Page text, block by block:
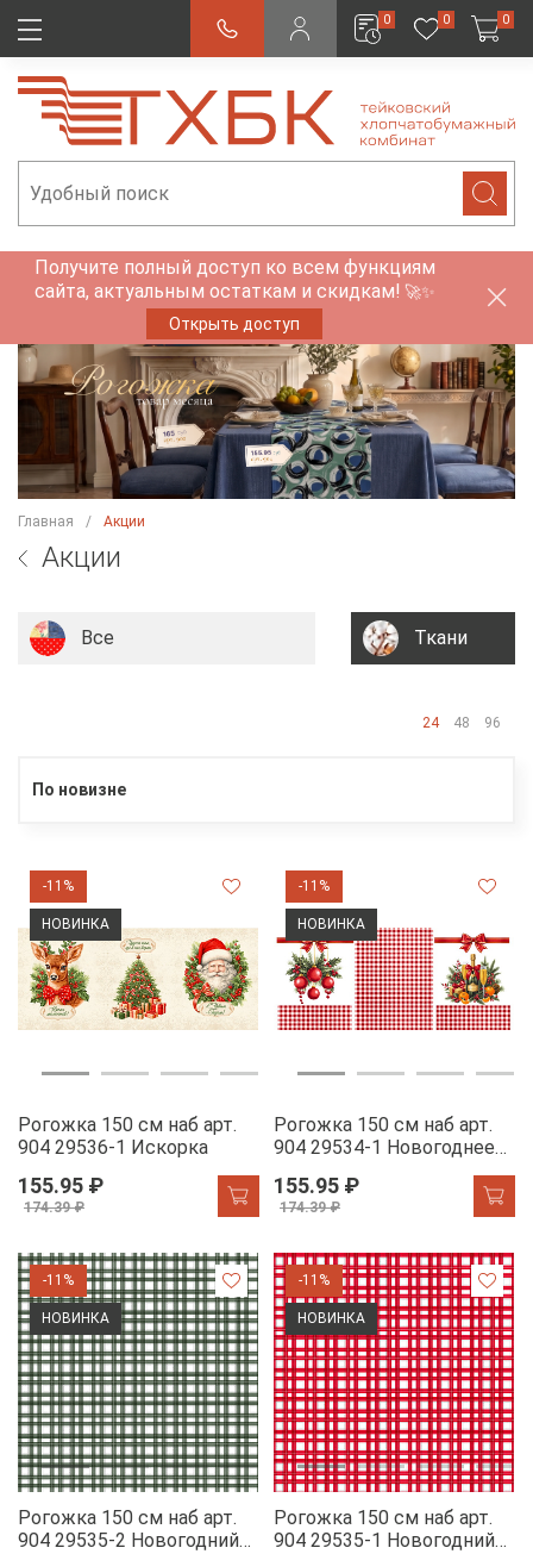
0 0 0
Получите полный доступ ко всем функциям
сайта, актуальным остаткам и скидкам! 🚀✨
Открыть доступ
Главная Акции
Акции
Все Ткани
24 48 96
По новизне
-11%
НОВИНКА
Рогожка 150 см наб арт.
904 29536-1 Искорка
155.95 ₽
174.39 ₽
-11%
НОВИНКА
Рогожка 150 см наб арт.
904 29534-1 Новогоднее
155.95 ₽
174.39 ₽
-11%
НОВИНКА
Рогожка 150 см наб арт.
904 29535-2 Новогодний
-11%
НОВИНКА
Рогожка 150 см наб арт.
904 29535-1 Новогодний